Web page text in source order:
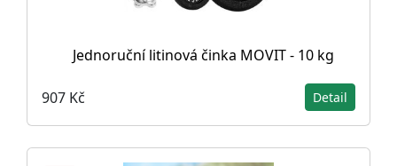
Jednoruční litinová činka MOVIT - 10 kg
907 Kč Detail